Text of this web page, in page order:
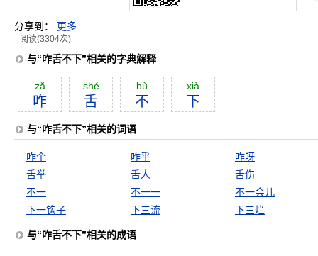
分享到： 更多
阅读(3304次)
与“咋舌不下”相关的字典解释
ză
咋
shé
舌
bù
不
xià
下
与“咋舌不下”相关的词语
咋个 咋乎
咋呀
舌举
舌人
舌伤
不一
不一一
不一会儿
下一钩子
下三流 下三烂
与“咋舌不下”相关的成语